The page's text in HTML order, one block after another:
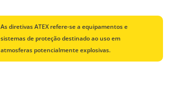
As diretivas ATEX refere-se a equipamentos e
sistemas de proteção destinado ao uso em
atmosferas potencialmente explosivas.